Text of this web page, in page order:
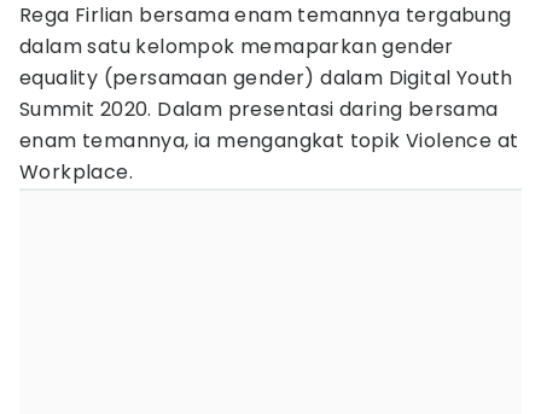
Rega Firlian bersama enam temannya tergabung
dalam satu kelompok memaparkan gender
equality (persamaan gender) dalam Digital Youth
Summit 2020. Dalam presentasi daring bersama
enam temannya, ia mengangkat topik Violence at
Workplace.